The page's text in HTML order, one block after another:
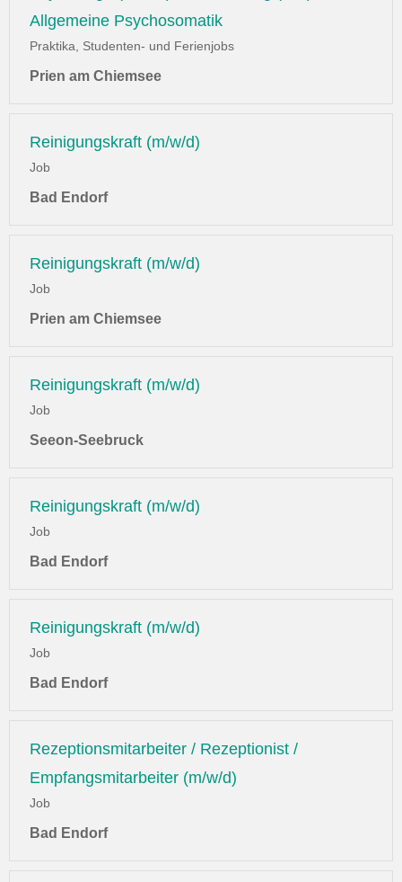
Allgemeine Psychosomatik
Praktika, Studenten- und Ferienjobs
Prien am Chiemsee
Reinigungskraft (m/w/d)
Job
Bad Endorf
Reinigungskraft (m/w/d)
Job
Prien am Chiemsee
Reinigungskraft (m/w/d)
Job
Seeon-Seebruck
Reinigungskraft (m/w/d)
Job
Bad Endorf
Reinigungskraft (m/w/d)
Job
Bad Endorf
Rezeptionsmitarbeiter / Rezeptionist /
Empfangsmitarbeiter (m/w/d)
Job
Bad Endorf